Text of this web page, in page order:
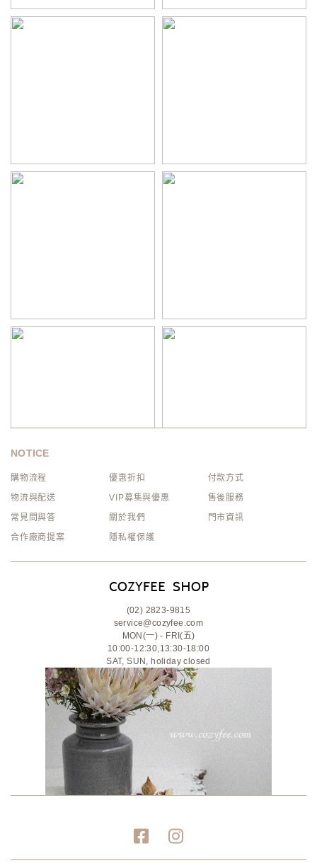
NOTICE
購物流程 優惠折扣
付款方式
物流與配送
VIP募集與優惠
售後服務
常見問與答
關於我們
門市資訊
合作廠商提案
隱私權保護
(02) 2823-9815
service@cozyfee.com
MON(一) - FRI(五)
10:00-12:30,13:30-18:00
SAT, SUN, holiday closed